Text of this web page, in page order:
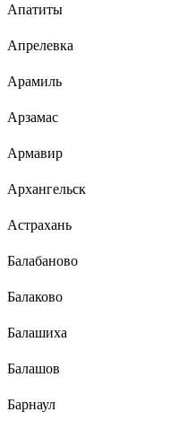
Апатиты
Апрелевка
Арамиль
Арзамас
Армавир
Архангельск
Астрахань
Балабаново
Балаково
Балашиха
Балашов
Барнаул